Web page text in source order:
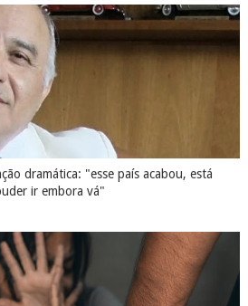
dramática: "esse país acabou, está
ir embora vá"